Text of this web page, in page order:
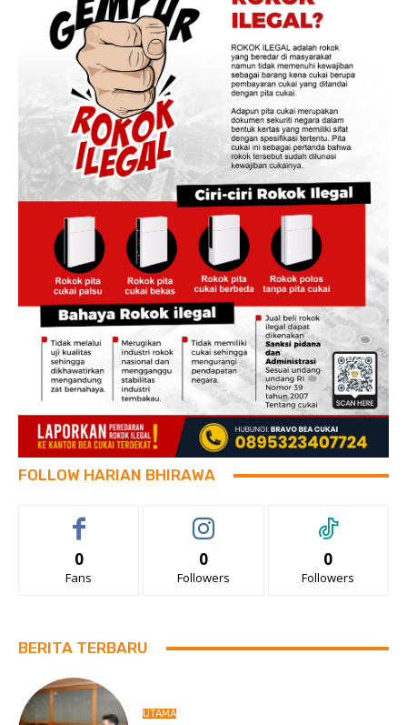
FOLLOW HARIAN BHIRAWA
0
Fans
0
Followers
0
Followers
BERITA TERBARU
UTAMA